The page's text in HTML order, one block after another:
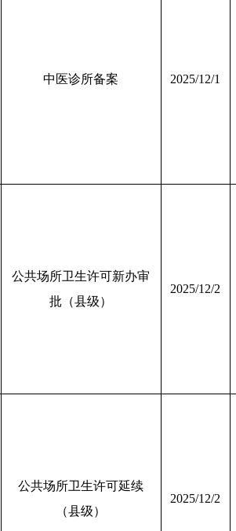
中医诊所备案 2025/12/1
公共场所卫生许可新办审
批（县级）
2025/12/2
公共场所卫生许可延续
（县级）
2025/12/2